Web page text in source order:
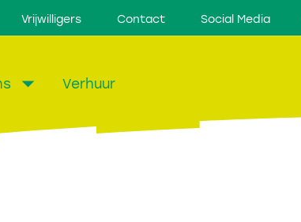
Vrijwilligers Contact Social Media
Verhuur